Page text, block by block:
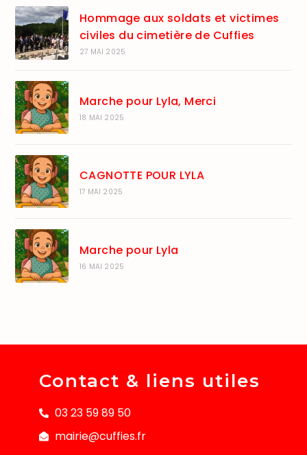
Hommage aux soldats et victimes
civiles du cimetière de Cuffies
27 MAI 2025
Marche pour Lyla, Merci
18 MAI 2025
CAGNOTTE POUR LYLA
17 MAI 2025
Marche pour Lyla
16 MAI 2025
Contact & liens utiles
03 23 59 89 50
mairie@cuffies.fr